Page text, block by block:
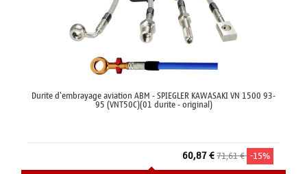
Durite d'embrayage aviation ABM - SPIEGLER KAWASAKI VN 1500 93-
95 (VNT50C)(01 durite - original)
60,87 €71,61 € -15%